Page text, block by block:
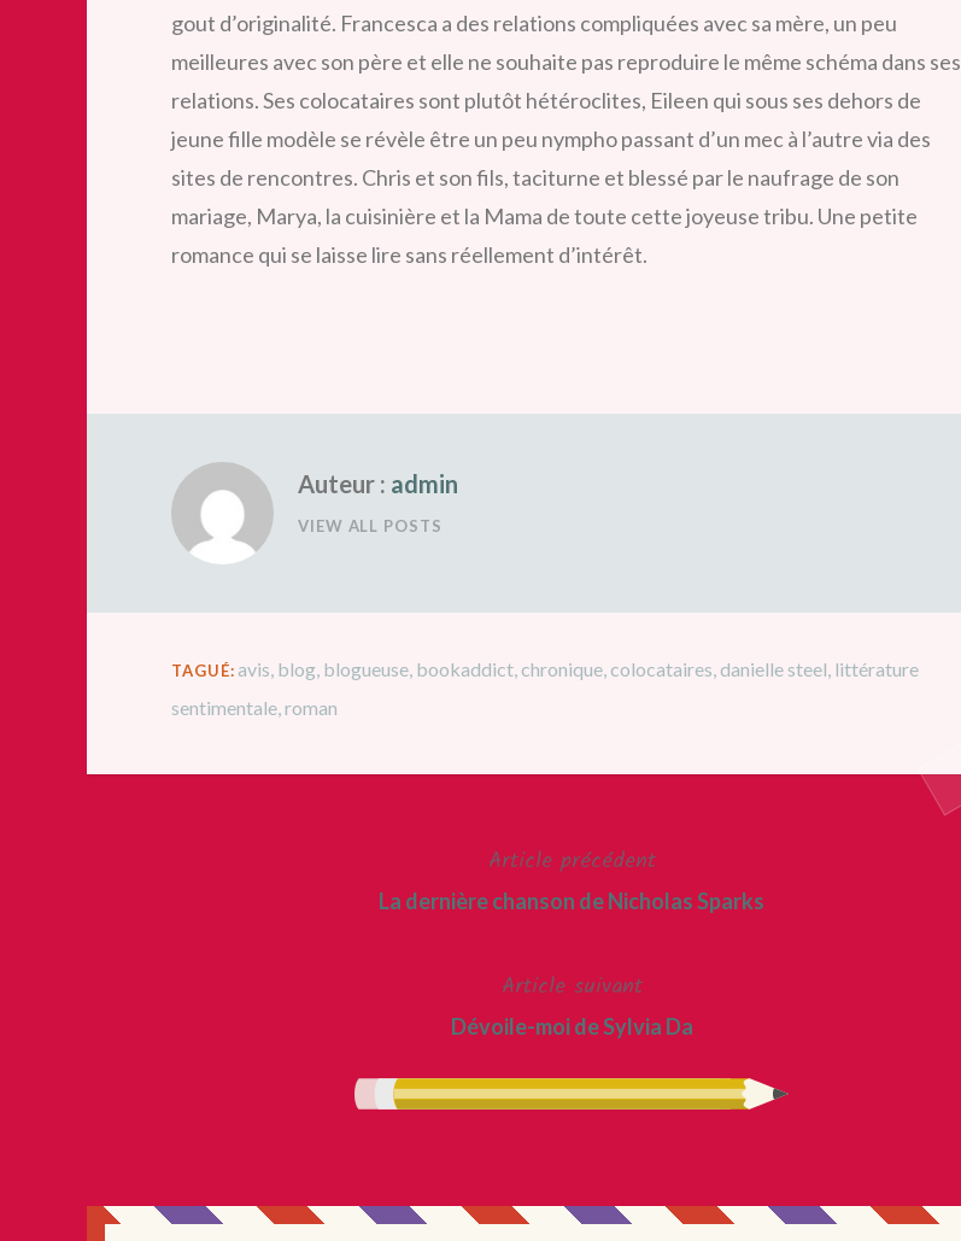
gout d’originalité. Francesca a des relations compliquées avec sa mère, un peu
meilleures avec son père et elle ne souhaite pas reproduire le même schéma dans ses
relations. Ses colocataires sont plutôt hétéroclites, Eileen qui sous ses dehors de
jeune fille modèle se révèle être un peu nympho passant d’un mec à l’autre via des
sites de rencontres. Chris et son fils, taciturne et blessé par le naufrage de son
mariage, Marya, la cuisinière et la Mama de toute cette joyeuse tribu. Une petite
romance qui se laisse lire sans réellement d’intérêt.
Auteur : admin
VIEW ALL POSTS
TAGUÉ: avis blog blogueuse bookaddict ,chronique ,colocataires danielle steel littérature
sentimentale roman
Article précédent
La dernière chanson de Nicholas Sparks
Article suivant
Dévoile-moi de Sylvia Da